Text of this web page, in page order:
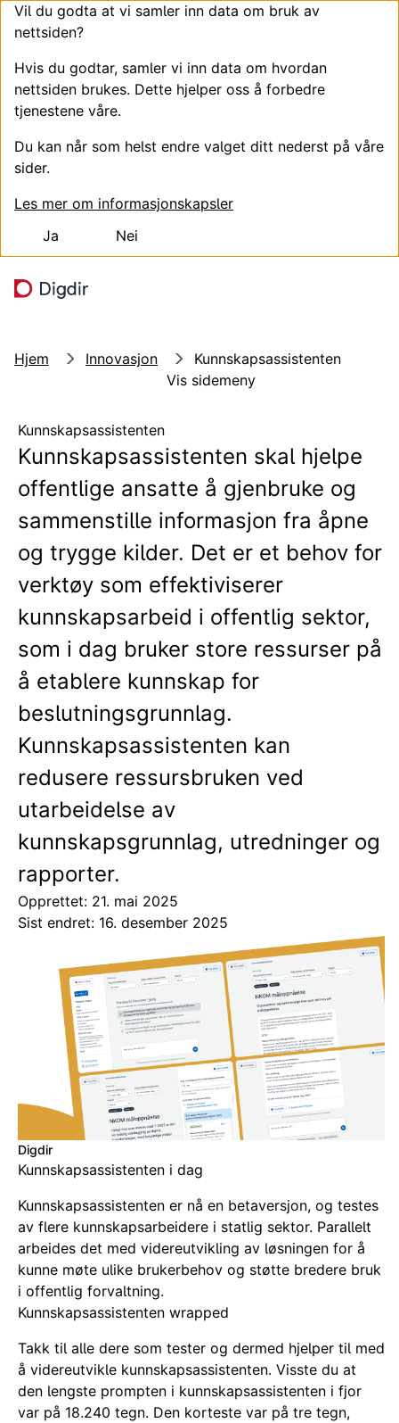
Vil du godta at vi samler inn data om bruk av
nettsiden?
Hvis du godtar, samler vi inn data om hvordan
nettsiden brukes. Dette hjelper oss å forbedre
tjenestene våre.
Du kan når som helst endre valget ditt nederst på våre
sider.
Les mer om informasjonskapsler
Ja
Nei
Hjem Innovasjon
Kunnskapsassistenten
Vis sidemeny
Kunnskapsassistenten
Kunnskapsassistenten skal hjelpe
offentlige ansatte å gjenbruke og
sammenstille informasjon fra åpne
og trygge kilder. Det er et behov for
verktøy som effektiviserer
kunnskapsarbeid i offentlig sektor,
som i dag bruker store ressurser på
å etablere kunnskap for
beslutningsgrunnlag.
Kunnskapsassistenten kan
redusere ressursbruken ved
utarbeidelse av
kunnskapsgrunnlag, utredninger og
rapporter.
Opprettet: 21. mai 2025
Sist endret: 16. desember 2025
Digdir
Kunnskapsassistenten i dag
Kunnskapsassistenten er nå en betaversjon, og testes
av flere kunnskapsarbeidere i statlig sektor. Parallelt
arbeides det med videreutvikling av løsningen for å
kunne møte ulike brukerbehov og støtte bredere bruk
i offentlig forvaltning.
Kunnskapsassistenten wrapped
Takk til alle dere som tester og dermed hjelper til med
å videreutvikle kunnskapsassistenten. Visste du at
den lengste prompten i kunnskapsassistenten i fjor
var på 18.240 tegn. Den korteste var på tre tegn,